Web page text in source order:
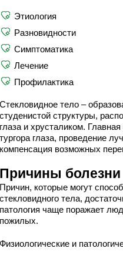
Этиология
Разновидности
Симптоматика
Лечение
Профилактика
Стекловидное тело –
студенистой структуры,
глаза и хрусталиком.
тургора глаза, проведение
компенсация возможных
Причины болезни
Причин, которые могут
стекловидного тела,
патология чаще поражает
пожилых.
Физиологические и